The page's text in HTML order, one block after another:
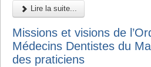
Lire la suite...
Missions et visions de
Médecins Dentistes du
des praticiens